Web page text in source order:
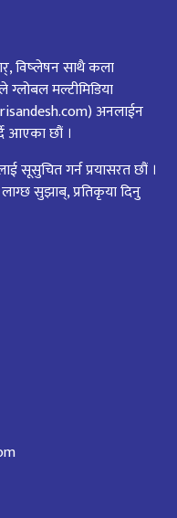
विष्लेषन साथै कला
ग्लोबल मल्टीमिडिया
अनलाईन
आएका छौं ।
सूसुचित गर्न प्रयासरत छौं ।
सुझाब्, प्रतिकृया दिनु